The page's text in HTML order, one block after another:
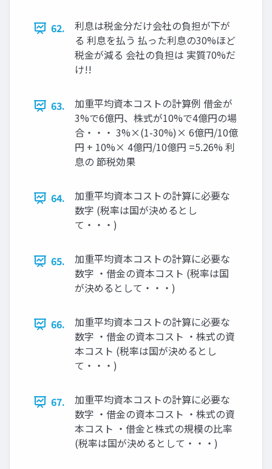
62.
利息は税金分だけ会社の負担が下が
る 利息を払う 払った利息の30%ほど
税金が減る 会社の負担は 実質70%だ
け!!
63.
加重平均資本コストの計算例 借金が
3%で6億円、株式が10%で4億円の場
合・・・ 3%×(1-30%)× 6億円/10億
円 + 10%× 4億円/10億円 =5.26% 利
息の 節税効果
64.
加重平均資本コストの計算に必要な
数字 (税率は国が決めるとし
て・・・)
65.
加重平均資本コストの計算に必要な
数字 ・借金の資本コスト (税率は国
が決めるとして・・・)
66.
加重平均資本コストの計算に必要な
数字 ・借金の資本コスト ・株式の資
本コスト (税率は国が決めるとし
て・・・)
67.
加重平均資本コストの計算に必要な
数字 ・借金の資本コスト ・株式の資
本コスト ・借金と株式の規模の比率
(税率は国が決めるとして・・・)